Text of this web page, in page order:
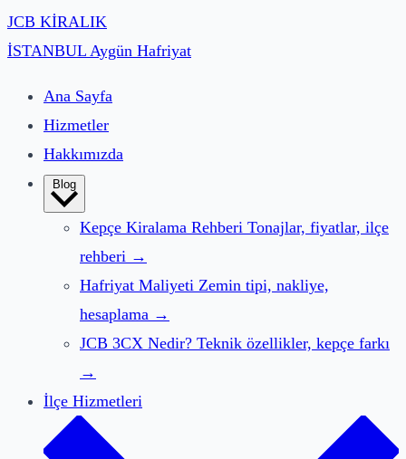
JCB KİRALIK
İSTANBUL Aygün Hafriyat
Ana Sayfa
Hizmetler
Hakkımızda
Kepçe Kiralama Rehberi Tonajlar, fiyatlar, ilçe
rehberi →
Hafriyat Maliyeti Zemin tipi, nakliye,
hesaplama →
JCB 3CX Nedir? Teknik özellikler, kepçe farkı
→
İlçe Hizmetleri